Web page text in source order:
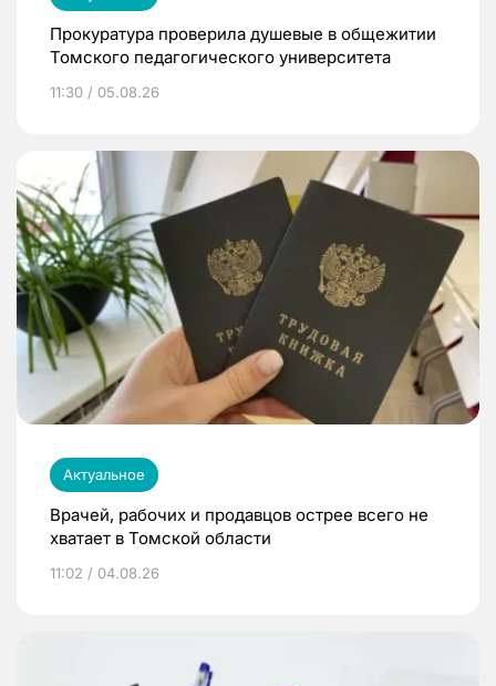
Прокуратура проверила душевые в общежитии
Томского педагогического университета
11:30 / 05.08.26
Актуальное
Врачей, рабочих и продавцов острее всего не
хватает в Томской области
11:02 / 04.08.26